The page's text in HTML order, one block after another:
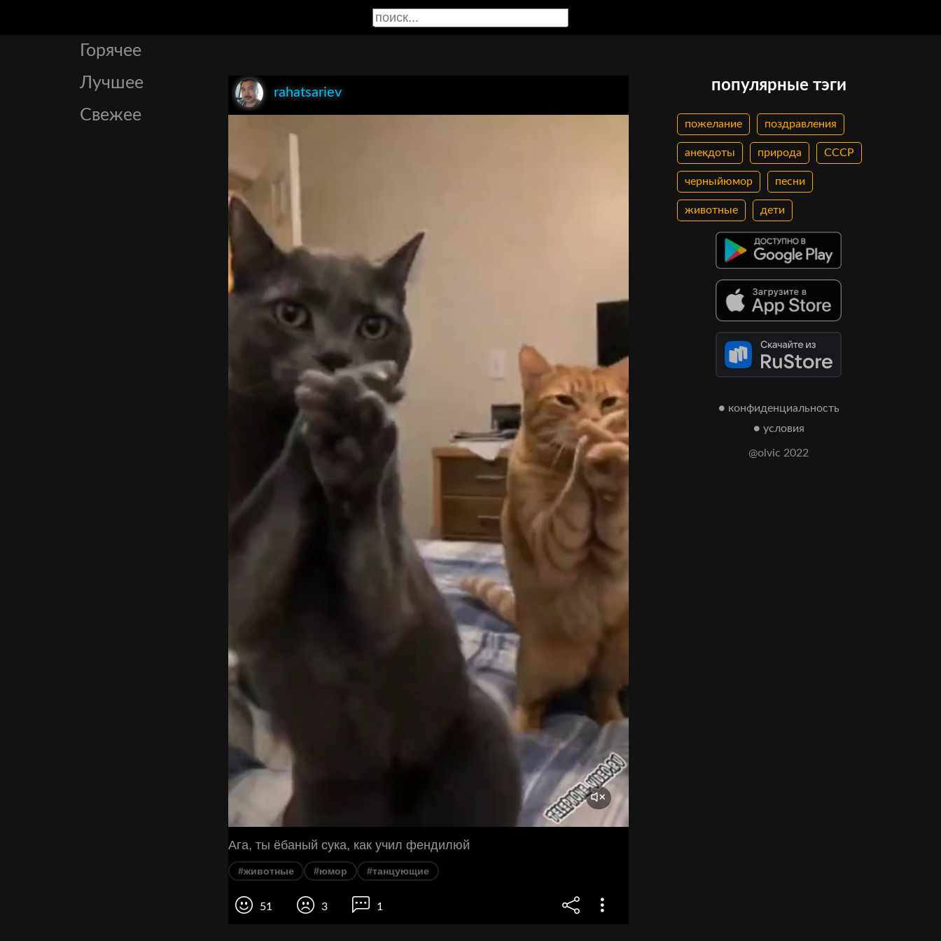
Горячее
Лучшее
Свежее
rahatsariev
Ага, ты ёбаный сука, как учил фендилюй
#животные #юмор #танцующие
51 3 1
популярные тэги
пожелание поздравления
анекдоты природа СССР
черныйюмор песни
животные дети
● конфиденциальность
● условия
@olvic 2022